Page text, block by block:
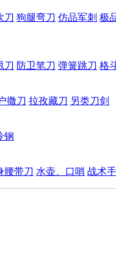
刀 狗腿弯刀 仿品军刺 极
刀 防卫笔刀 弹簧跳刀 格
撒刀 拉孜藏刀 另类刀剑
钢
腰带刀 水壶、口哨 战术